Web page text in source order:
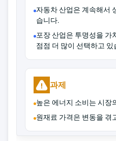
자동차 산업은 계속해서
습니다.
포장 산업은 투명성을 가
점점 더 많이 선택하고 있
과제
높은 에너지 소비는 시장
원재료 가격은 변동을 겪